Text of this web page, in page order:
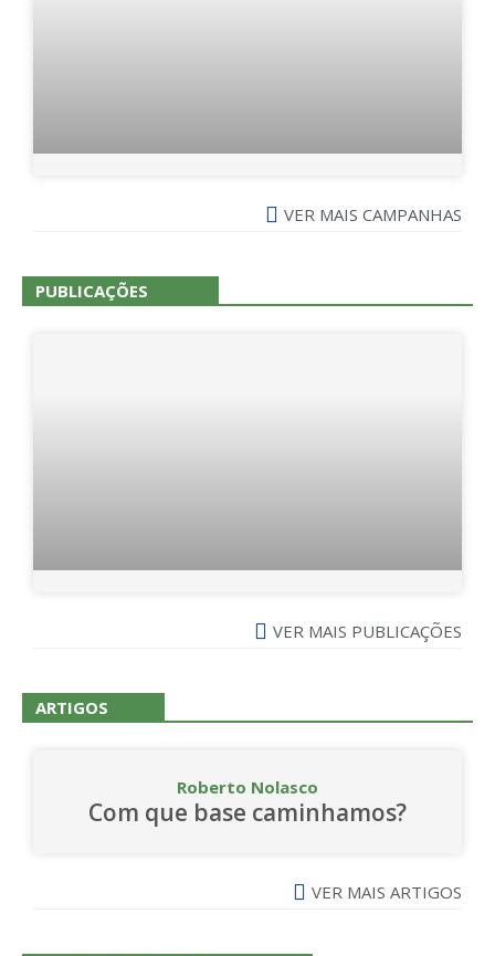
VER MAIS CAMPANHAS
PUBLICAÇÕES
VER MAIS PUBLICAÇÕES
ARTIGOS
Roberto Nolasco
Com que base caminhamos?
VER MAIS ARTIGOS